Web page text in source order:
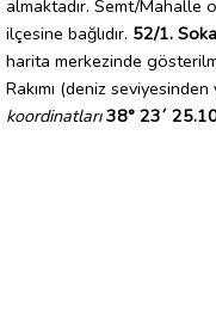
almaktadır. Semt/Mahalle
ilçesine bağlıdır. 52/1.
harita merkezinde
Rakımı (deniz
koordinatları 38° 23´